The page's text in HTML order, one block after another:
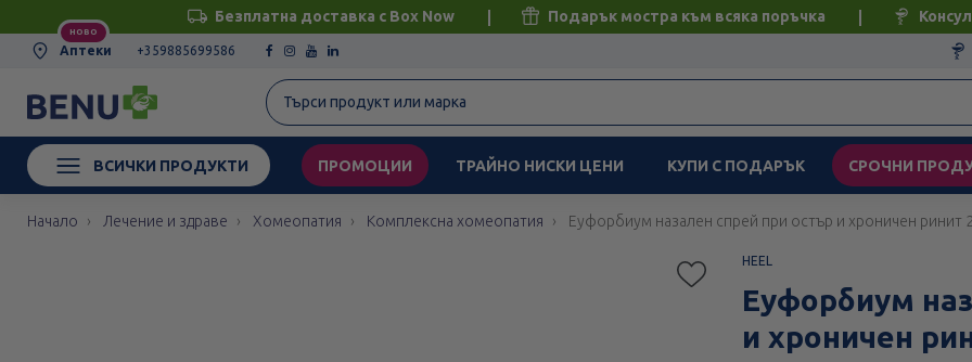
Безплатна доставка с Box Now Подарък мостра към всяка поръчка
НОВО
Аптеки +359885699586
ВСИЧКИ ПРОДУКТИ ПРОМОЦИИ ТРАЙНО НИСКИ ЦЕНИ КУПИ С ПОДАРЪК СРОЧНИ
Начало Лечение и здраве Хомеопатия Комплексна хомеопатия Еуфорбиум назален спрей при остър и хроничен ринит
HEEL
Еуфорбиум
и хроничен